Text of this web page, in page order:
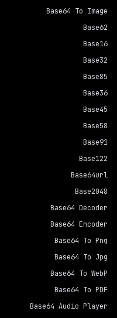
Base64 To Image
Base62
Base16
Base32
Base85
Base36
Base45
Base58
Base91
Base122
Base64url
Base2048
Base64 Decoder
Base64 Encoder
Base64 To Png
Base64 To Jpg
Base64 To WebP
Base64 To PDF
Base64 Audio Player